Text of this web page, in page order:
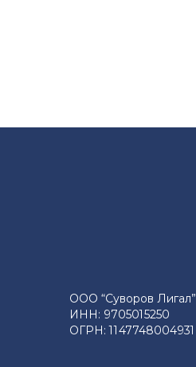
ООО “Суворов Лигал”
ИНН: 9705015250
ОГРН: 1147748004931